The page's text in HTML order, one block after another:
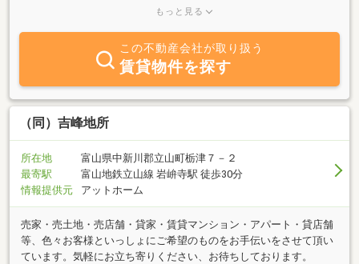
いたい」「借りたい」ご希望の方は、不動産に関する事は何でもお
地・建物の有効活用、売却のお手伝いをします。不動産の購入、賃
貸をお探しの方にもきめ細やかな対応を目指しています。
もっと見る
この不動産会社が取り扱う
賃貸物件を探す
（同）吉峰地所
所在地
富山県中新川郡立山町栃津７－２
最寄駅
富山地鉄立山線 岩峅寺駅 徒歩30分
情報提供元
アットホーム
売家・売土地・売店舗・貸家・賃貸マンション・アパート・貸店舗
等、色々お客様といっしょにご希望のものをお手伝いをさせて頂い
ています。気軽にお立ち寄りください、お待ちしております。